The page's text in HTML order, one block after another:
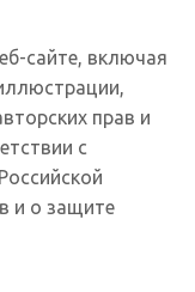
сайте, включая
прав и
с
и о защите